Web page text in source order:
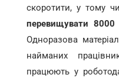
скоротити, у тому
перевищувати 8000
Одноразова
найманих
працюють у